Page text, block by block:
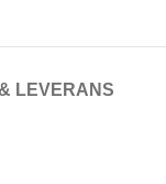
LEVERANS